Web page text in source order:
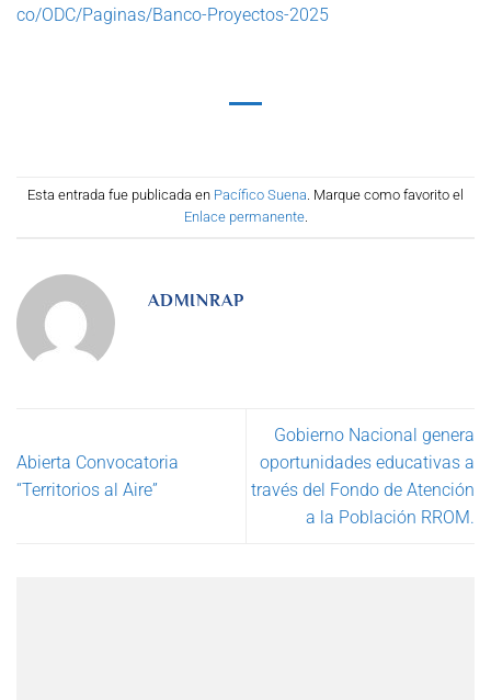
co/ODC/Paginas/Banco-Proyectos-2025
Esta entrada fue publicada en Pacífico Suena . Marque como favorito el
Enlace permanente.
ADMINRAP
Abierta Convocatoria
“Territorios al Aire”
Gobierno Nacional genera
oportunidades educativas a
través del Fondo de Atención
a la Población RROM.